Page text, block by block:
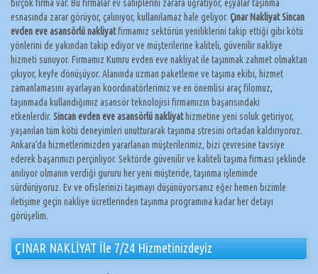
birçok firma var. Bu firmalar ev sahiplerini zarara uğratıyor, eşyalar taşınma
esnasında zarar görüyor, çalınıyor, kullanılamaz hale geliyor. Çınar Nakliyat Sincan
evden eve asansörlü nakliyatfirmamız sektörün yeniliklerini takip ettiği gibi kötü
yönlerini de yakından takip ediyor ve müşterilerine kaliteli, güvenilir nakliye
hizmeti sunuyor. Firmamız Kumru evden eve nakliyat ile taşınmak zahmet olmaktan
çıkıyor, keyfe dönüşüyor. Alanında uzman paketleme ve taşıma ekibi, hizmet
zamanlamasını ayarlayan koordinatörlerimiz ve en önemlisi araç filomuz,
taşınmada kullandığımız asansör teknolojisi firmamızın başarısındaki
etkenlerdir. Sincan evden eve asansörlü nakliyathizmetine yeni soluk getiriyor,
yaşanılan tüm kötü deneyimleri unutturarak taşınma stresini ortadan kaldırıyoruz.
Ankara’da hizmetlerimizden yararlanan müşterilerimiz, bizi çevresine tavsiye
ederek başarımızı perçinliyor. Sektörde güvenilir ve kaliteli taşıma firması şeklinde
anılıyor olmanın verdiği gururu her yeni müşteride, taşınma işleminde
sürdürüyoruz. Ev ve ofislerinizi taşımayı düşünüyorsanız eğer hemen bizimle
iletişime geçin nakliye ücretlerinden taşınma programına kadar her detayı
görüşelim.
ÇINAR NAKLİYAT İle 7/24 Hizmetinizdeyiz